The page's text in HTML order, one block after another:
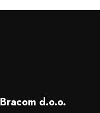
Bracom d.o.o.